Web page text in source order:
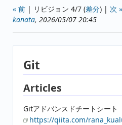
« 前 | リビジョン 4/7 (差分) | 次 »
kanata, 2026/05/07 20:45
Git
Articles
Gitアドバンスドチートシート
https://qiita.com/